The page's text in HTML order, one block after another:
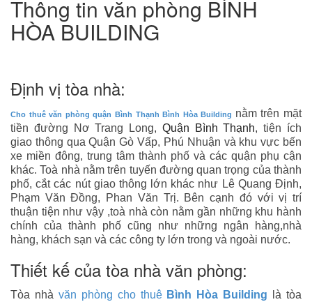
Thông tin văn phòng BÌNH
HÒA BUILDING
Định vị tòa nhà:
Cho thuê văn phòng quận Bình Thạnh Bình Hòa Building nằm trên mặt
tiền đường NơTrang Long, Quận Bình Thạnh, tiện ích
giao thông qua Quận Gò Vấp, Phú Nhuận và khu vực bến
xe miền đông, trung tâm thành phố và các quận phụ cận
khác. Toà nhà nằm trên tuyến đường quan trọng của thành
phố, cắt các nút giao thông lớn khác như Lê Quang Định,
Phạm Văn Đồng, Phan Văn Trị. Bên cạnh đó với vị trí
thuận tiện như vậy ,toà nhà còn nằm gần những khu hành
chính của thành phố cũng như những ngân hàng,nhà
hàng, khách sạn và các công ty lớn trong và ngoài nước.
Thiết kế của tòa nhà văn phòng:
Tòa nhà văn phòng cho thuê Bình Hòa Building là tòa